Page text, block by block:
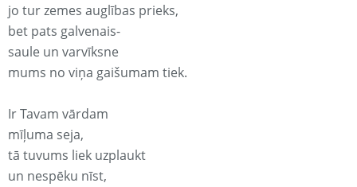
jo tur zemes auglības prieks,
bet pats galvenais-
saule un varvīksne
mums no viņa gaišumam tiek.
Ir Tavam vārdam
mīļuma seja,
tā tuvums liek uzplaukt
un nespēku nīst,